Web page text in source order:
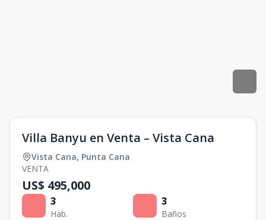
Villa Banyu en Venta – Vista Cana
Vista Cana, Punta Cana
VENTA
US$ 495,000
3
Hab.
3
Baños